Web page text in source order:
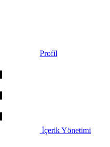
Profil
İçerik Yönetimi